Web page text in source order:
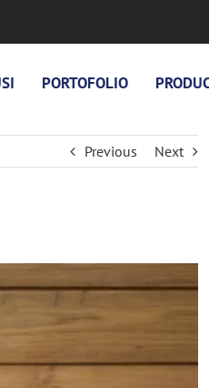
PORTOFOLIO
Previous Next